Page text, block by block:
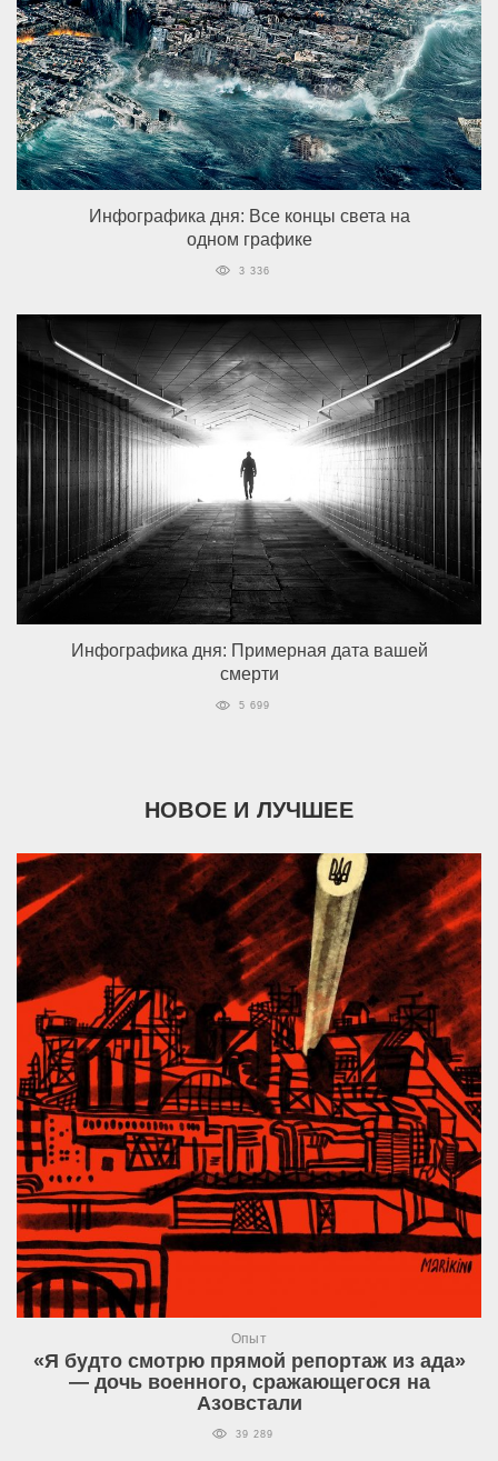
Инфографика дня: Все концы света на
одном графике
3 336
Инфографика дня: Примерная дата вашей
смерти
5 699
НОВОЕ И ЛУЧШЕЕ
Опыт
«Я будто смотрю прямой репортаж из ада»
— дочь военного, сражающегося на
Азовстали
39 289